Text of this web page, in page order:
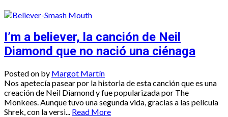
I’m a believer, la canción de Neil
Diamond que no nació una ciénaga
Posted on by Margot Martín
Nos apetecía pasear por la historia de esta canción que es una
creación de Neil Diamond y fue popularizada por The
Monkees. Aunque tuvo una segunda vida, gracias a las película
Shrek, con la versi...
Read More